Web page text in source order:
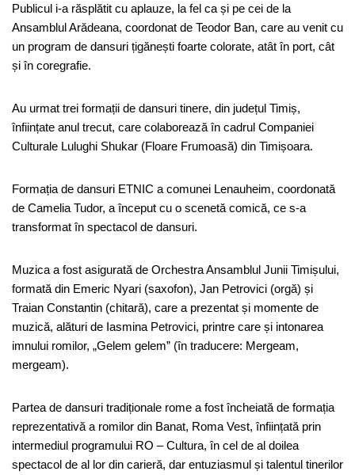
Publicul i-a răsplătit cu aplauze, la fel ca și pe cei de la
Ansamblul Arădeana, coordonat de Teodor Ban, care au venit cu
un program de dansuri țigănești foarte colorate, atât în port, cât
și în coregrafie.
Au urmat trei formații de dansuri tinere, din județul Timiș,
înființate anul trecut, care colaborează în cadrul Companiei
Culturale Lulughi Shukar (Floare Frumoasă) din Timișoara.
Formația de dansuri ETNIC a comunei Lenauheim, coordonată
de Camelia Tudor, a început cu o scenetă comică, ce s-a
transformat în spectacol de dansuri.
Muzica a fost asigurată de Orchestra Ansamblul Junii Timișului,
formată din Emeric Nyari (saxofon), Jan Petrovici (orgă) și
Traian Constantin (chitară), care a prezentat și momente de
muzică, alături de Iasmina Petrovici, printre care și intonarea
imnului romilor, „Gelem gelem” (în traducere: Mergeam,
mergeam).
Partea de dansuri tradiționale rome a fost încheiată de formația
reprezentativă a romilor din Banat, Roma Vest, înființată prin
intermediul programului RO – Cultura, în cel de al doilea
spectacol de al lor din carieră, dar entuziasmul și talentul tinerilor